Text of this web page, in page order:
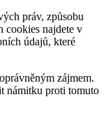
práv, způsobu
cookies najdete v
údajů, které
zájmem.
námitku proti tomuto